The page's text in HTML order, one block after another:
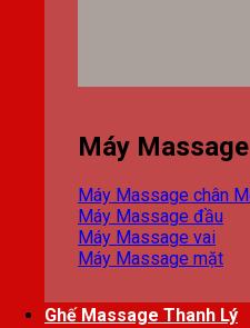
Máy Massage
Máy Massage chân
Máy Massage đầu
Máy Massage vai
Máy Massage mặt
Ghế Massage Thanh Lý